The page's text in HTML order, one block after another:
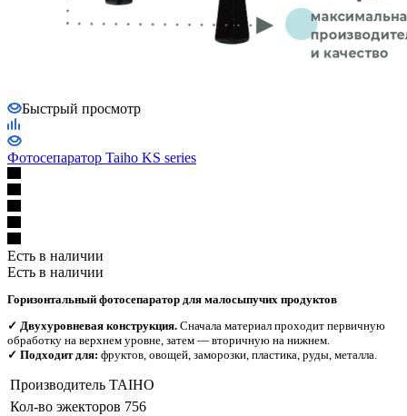
Быстрый просмотр
Фотосепаратор Taiho KS series
Есть в наличии
Есть в наличии
Горизонтальный фотосепаратор для малосыпучих продуктов
✓ Двухуровневая конструкция. Сначала материал проходит первичную
обработку на верхнем уровне, затем — вторичную на нижнем.
✓ Подходит для: фруктов, овощей, заморозки, пластика, руды, металла.
Производитель TAIHO
Кол-во эжекторов 756